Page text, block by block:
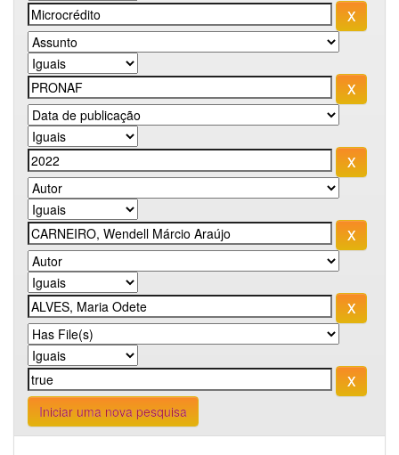
Iniciar uma nova pesquisa